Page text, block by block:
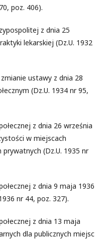
poz. 406).
z dnia 25
lekarskiej (Dz.U. 1932
ustawy z dnia 28
(Dz.U. 1934 nr 95,
z dnia 26 września
w miejscach
(Dz.U. 1935 nr
z dnia 9 maja 1936
nr 44, poz. 327).
z dnia 13 maja
dla publicznych miejsc